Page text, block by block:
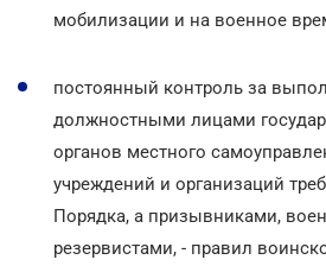
мобилизации и на военное
постоянный контроль за
должностными лицами
органов местного
учреждений и организаций
Порядка, а призывниками,
резервистами, - правил